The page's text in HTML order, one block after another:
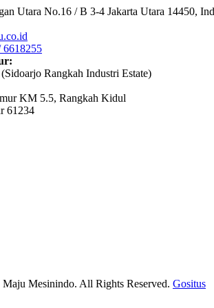
Utara No.16 / B 3-4 Jakarta Utara 14450,
6618255
Rangkah Industri Estate)
KM 5.5, Rangkah Kidul
61234
Mesinindo. All Rights Reserved. Gositus